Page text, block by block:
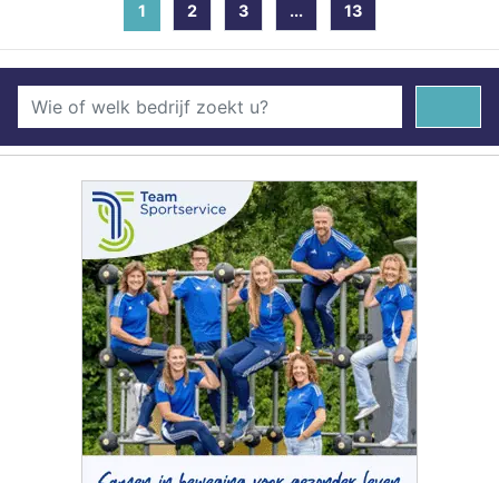
1 (current)
2 3 ... 13